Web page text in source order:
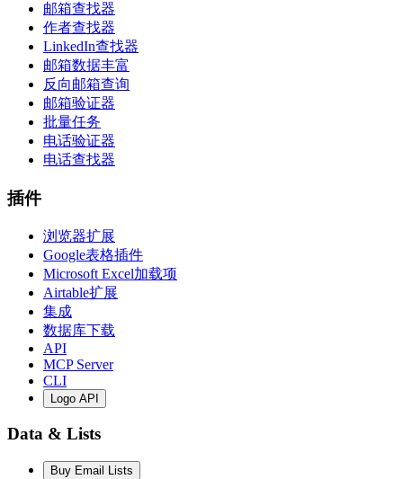
邮箱查找器
作者查找器
LinkedIn查找器
邮箱数据丰富
反向邮箱查询
邮箱验证器
批量任务
电话验证器
电话查找器
插件
浏览器扩展
Google表格插件
Microsoft Excel加载项
Airtable扩展
集成
数据库下载
API
MCP Server
CLI
Logo API
Data & Lists
Buy Email Lists